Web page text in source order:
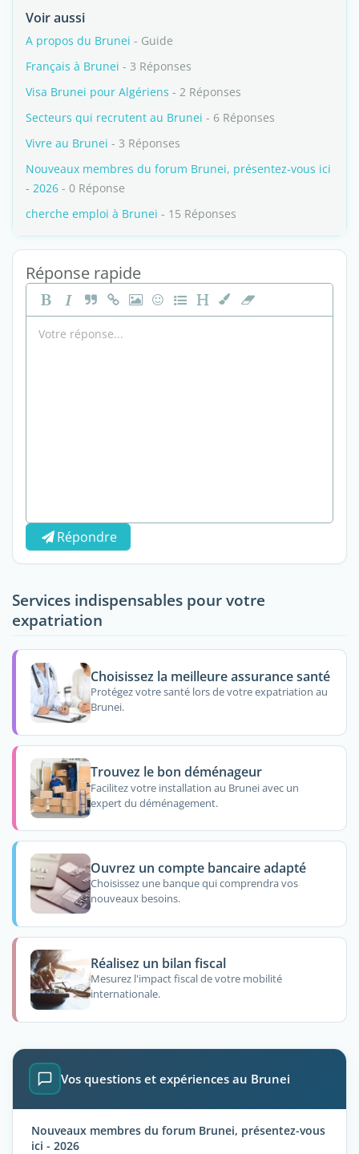
Voir aussi
A propos du Brunei - Guide
Français à Brunei - 3 Réponses
Visa Brunei pour Algériens - 2 Réponses
Secteurs qui recrutent au Brunei - 6 Réponses
Vivre au Brunei - 3 Réponses
Nouveaux membres du forum Brunei, présentez-vous ici
- 2026 - 0 Réponse
cherche emploi à Brunei - 15 Réponses
Réponse rapide
Répondre
Services indispensables pour votre
expatriation
Choisissez la meilleure assurance santé
Protégez votre santé lors de votre expatriation au
Brunei.
Trouvez le bon déménageur
Facilitez votre installation au Brunei avec un
expert du déménagement.
Ouvrez un compte bancaire adapté
Choisissez une banque qui comprendra vos
nouveaux besoins.
Réalisez un bilan fiscal
Mesurez l'impact fiscal de votre mobilité
internationale.
Vos questions et expériences au Brunei
Nouveaux membres du forum Brunei, présentez-vous
ici - 2026